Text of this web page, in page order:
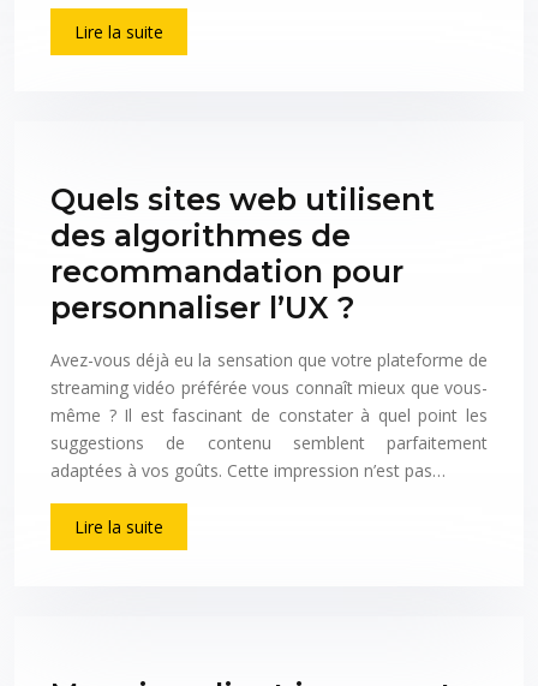
Lire la suite
Quels sites web utilisent
des algorithmes de
recommandation pour
personnaliser l’UX ?
Avez-vous déjà eu la sensation que votre plateforme de
streaming vidéo préférée vous connaît mieux que vous-
même ? Il est fascinant de constater à quel point les
suggestions de contenu semblent parfaitement
adaptées à vos goûts. Cette impression n’est pas…
Lire la suite